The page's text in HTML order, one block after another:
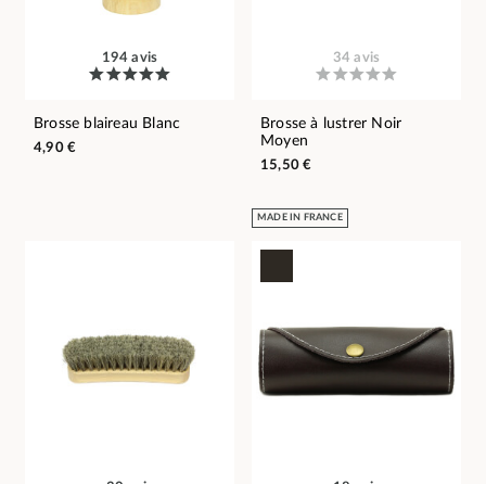
194 avis
Brosse blaireau Blanc
4,90 €
34 avis
Brosse à lustrer Noir
Moyen
15,50 €
MADE IN FRANCE